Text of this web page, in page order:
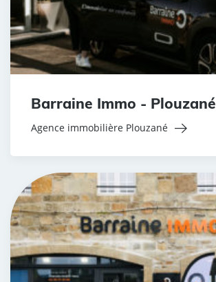
Barraine Immo - Plouzané
Agence immobilière Plouzané